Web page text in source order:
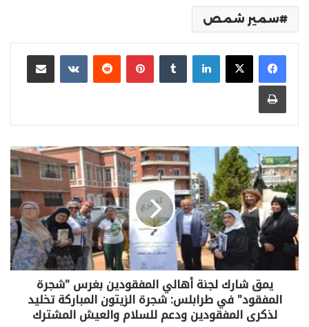
سمير شمص
لينكدإن بينتيريست مشاركة عبر البريد
طباعة
يمق شارك لجنة أهالي المفقودين بغرس "شجرة
المفقود" في طرابلس: شجرة الزيتون المباركة تخليد
لذكرى المفقودين ودعم للسلام والعيش المشترك